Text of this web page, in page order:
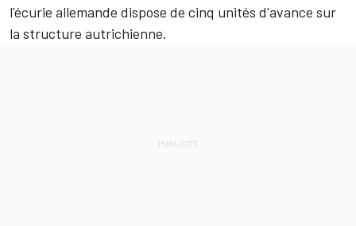
l'écurie allemande dispose de cinq unités d'avance sur
la structure autrichienne.